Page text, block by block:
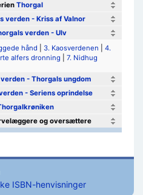
Thorgal
verden - Kriss af Valnor
verden - Ulv
hånd 3. Kaosverdenen
4.
alfers dronning 7. Nidhug
- Thorgals ungdom
- Seriens oprindelse
og oversættere
ISBN-henvisninger